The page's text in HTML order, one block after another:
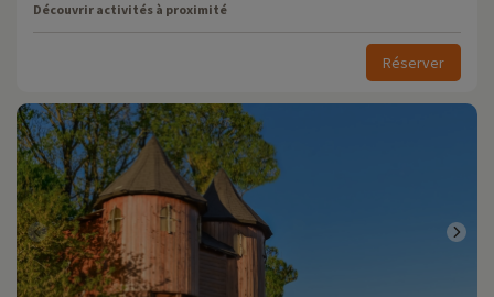
Découvrir activités à proximité
Réserver